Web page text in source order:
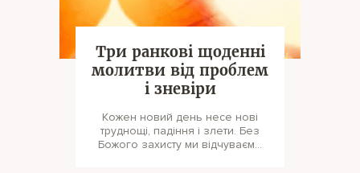
Три ранкові щоденні
молитви від проблем
і зневіри
Кожен новий день несе нові
труднощі, падіння і злети. Без
Божого захисту ми відчуваємо